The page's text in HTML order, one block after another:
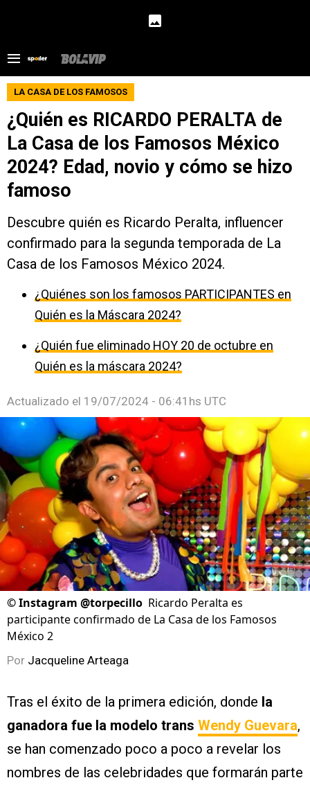
LA CASA DE LOS FAMOSOS
¿Quién es RICARDO PERALTA de
La Casa de los Famosos México
2024? Edad, novio y cómo se hizo
famoso
Descubre quién es Ricardo Peralta, influencer
confirmado para la segunda temporada de La
Casa de los Famosos México 2024.
¿Quiénes son los famosos PARTICIPANTES en
Quién es la Máscara 2024?
¿Quién fue eliminado HOY 20 de octubre en
Quién es la máscara 2024?
Actualizado el 19/07/2024 - 06:41hs UTC
©Instagram @torpecillo Ricardo Peralta es
participante confirmado de La Casa de los Famosos
México 2
Por Jacqueline Arteaga
Tras el éxito de la primera edición, donde la
ganadora fue la modelo trans Wendy Guevara,
se han comenzado poco a poco a revelar los
nombres de las celebridades que formarán parte